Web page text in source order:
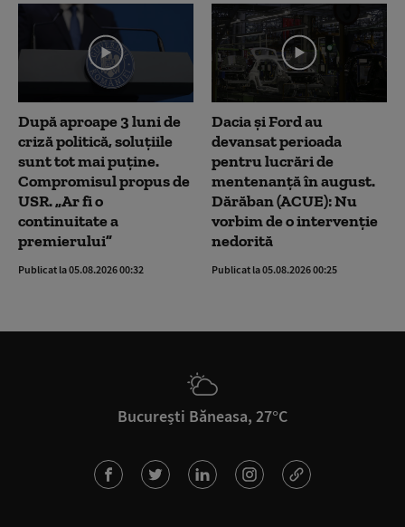
După aproape 3 luni de
criză politică, soluțiile
sunt tot mai puține.
Compromisul propus de
USR. „Ar fi o
continuitate a
premierului”
Publicat la 05.08.2026 00:32
Dacia și Ford au
devansat perioada
pentru lucrări de
mentenanță în august.
Dărăban (ACUE): Nu
vorbim de o intervenție
nedorită
Publicat la 05.08.2026 00:25
București Băneasa, 27°C